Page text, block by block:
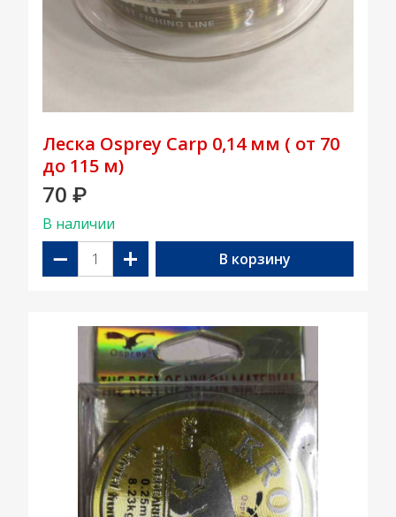
Леска Osprey Carp 0,14 мм ( от 70
до 115 м)
70 ₽
В наличии
− + В корзину